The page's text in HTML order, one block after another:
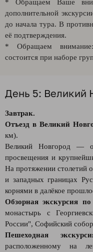
* Обращаем Ваше
дополнительной
до начала тура. В
её подтверждения.
* Обращаем внимание:
состоится при наборе
День 5: Великий
Завтрак.
Отъезд в Великий
км).
Великий Новгород —
просвещения и
На протяжении столетий
и западных границах
корнями в далёкое
Обзорная экскурсия по
монастырь с
России", Софийский
Пешеходная
расположенному на